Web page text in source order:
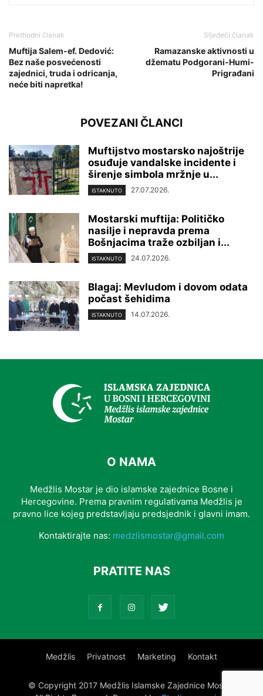
Prethodni članak
Muftija Salem-ef. Dedović:
Bez naše posvećenosti
zajednici, truda i odricanja,
neće biti napretka!
Sljedeći članak
Ramazanske aktivnosti u
džematu Podgorani-Humi-
Prigrađani
POVEZANI ČLANCI
Muftijstvo mostarsko najoštrije
osuđuje vandalske incidente i
širenje simbola mržnje u...
ISTAKNUTO 27.07.2026.
Mostarski muftija: Političko
nasilje i nepravda prema
Bošnjacima traže ozbiljan i...
ISTAKNUTO 24.07.2026.
Blagaj: Mevludom i dovom odata
počast šehidima
ISTAKNUTO 14.07.2026.
O NAMA
Medžlis Mostar je dio islamske zajednice Bosne i
Hercegovine. Prema pravnim regulativama Medžlis je
pravno lice kojeg predstavljaju predsjednik i glavni imam.
Kontaktirajte nas: medzlismostar@gmail.com
PRATITE NAS
Medžlis Privatnost Marketing Kontakt
© Copyright 2017 Medžlis Islamske Zajednice Mostar.